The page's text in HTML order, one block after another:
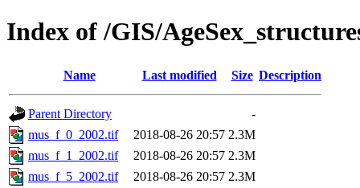
Index of /GIS/
Name Last modified Size Description
Parent Directory
-
mus_f_0_2002.tif
2018-08-26 20:57 2.3M
mus_f_1_2002.tif
2018-08-26 20:57 2.3M
mus_f_5_2002.tif
2018-08-26 20:57 2.3M